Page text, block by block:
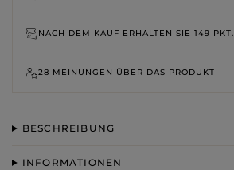
NACH DEM KAUF ERHALTEN SIE 149 PKT.
28 MEINUNGEN ÜBER DAS PRODUKT
BESCHREIBUNG
INFORMATIONEN